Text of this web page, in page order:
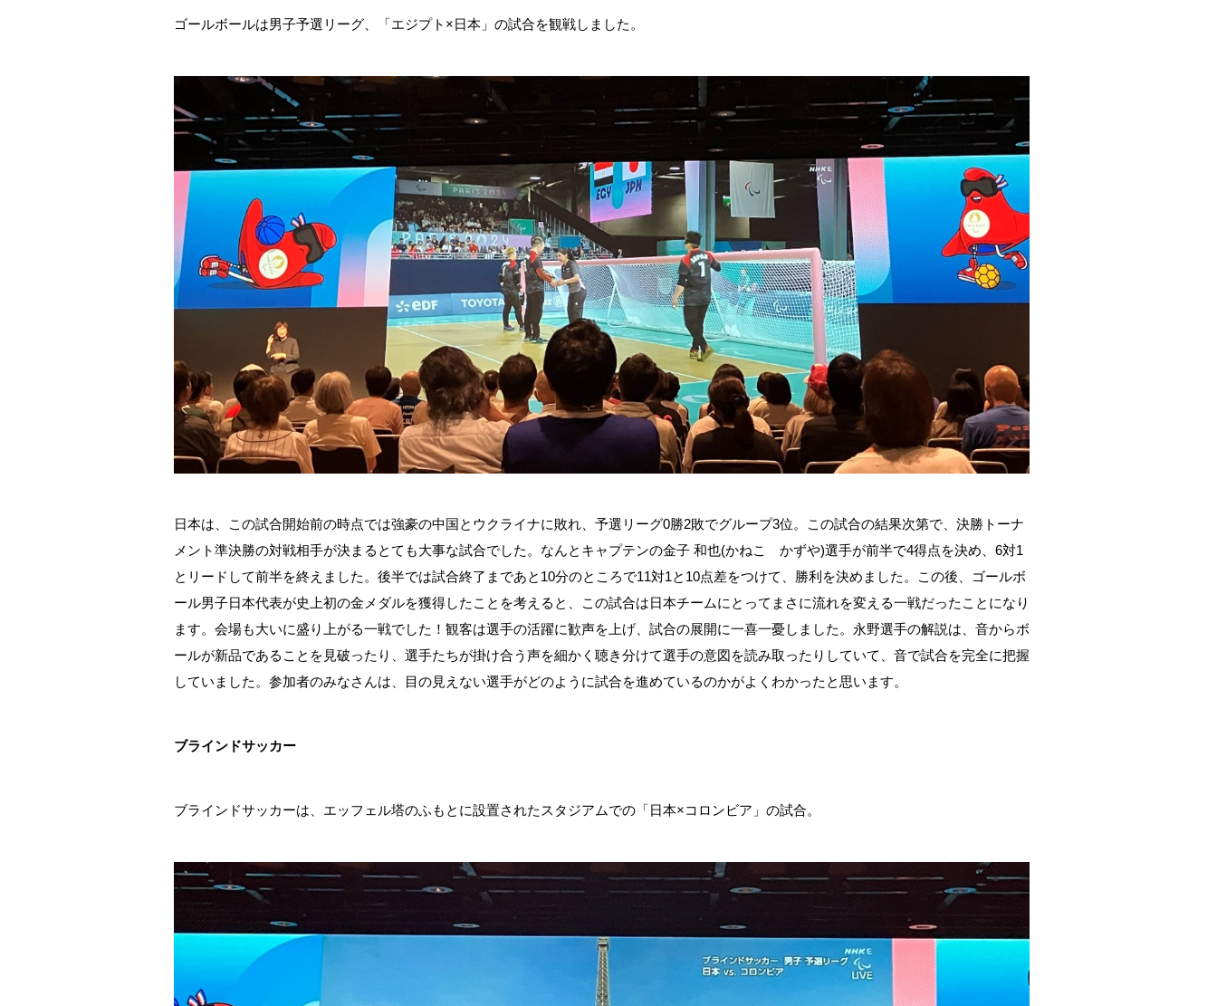
ゴールボールは男子予選リーグ、「エジプト×日本」の試合を観戦しました。
日本は、この試合開始前の時点では強豪の中国とウクライナに敗れ、予選リーグ0勝2敗でグループ3位。この試合の結果次第で、決勝トーナ
メント準決勝の対戦相手が決まるとても大事な試合でした。なんとキャプテンの金子 和也(かねこ かずや)選手が前半で4得点を決め、6対1
とリードして前半を終えました。後半では試合終了まであと10分のところで11対1と10点差をつけて、勝利を決めました。この後、ゴールボ
ール男子日本代表が史上初の金メダルを獲得したことを考えると、この試合は日本チームにとってまさに流れを変える一戦だったことになり
ます。会場も大いに盛り上がる一戦でした！観客は選手の活躍に歓声を上げ、試合の展開に一喜一憂しました。永野選手の解説は、音からボ
ールが新品であることを見破ったり、選手たちが掛け合う声を細かく聴き分けて選手の意図を読み取ったりしていて、音で試合を完全に把握
していました。参加者のみなさんは、目の見えない選手がどのように試合を進めているのかがよくわかったと思います。
ブラインドサッカー
ブラインドサッカーは、エッフェル塔のふもとに設置されたスタジアムでの「日本×コロンビア」の試合。